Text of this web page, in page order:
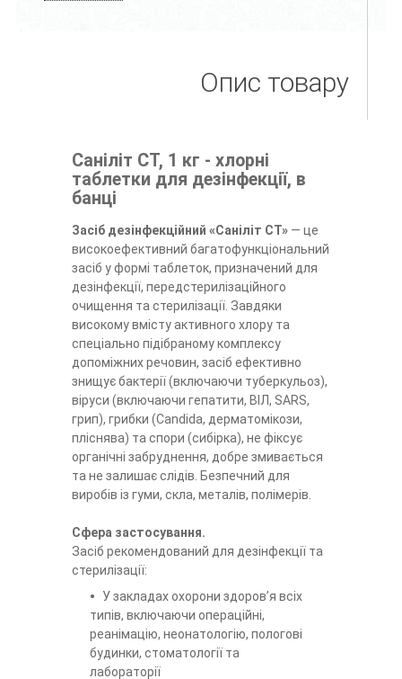
Опис товару
Саніліт СТ, 1 кг - хлорні
таблетки для дезінфекції, в
банці
Засіб дезінфекційний «Саніліт СТ»— це
високоефективний багатофункціональний
засіб у формі таблеток, призначений для
дезінфекції, передстерилізаційного
очищення та стерилізації. Завдяки
високому вмісту активного хлору та
спеціально підібраному комплексу
допоміжних речовин, засіб ефективно
знищує бактерії (включаючи туберкульоз),
віруси (включаючи гепатити, ВІЛ, SARS,
грип), грибки (Candida, дерматомікози,
пліснява) та спори (сибірка), не фіксує
органічні забруднення, добре змивається
та не залишає слідів. Безпечний для
виробів із гуми, скла, металів, полімерів.
Сфера застосування.
Засіб рекомендований для дезінфекції та
стерилізації:
У закладах охорони здоров’я всіх
типів, включаючи операційні,
реанімацію, неонатологію, пологові
будинки, стоматології та
лабораторії